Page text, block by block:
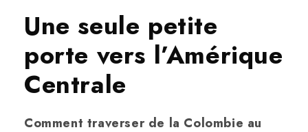
Une seule petite
porte vers l’Amérique
Centrale
Comment traverser de la Colombie au